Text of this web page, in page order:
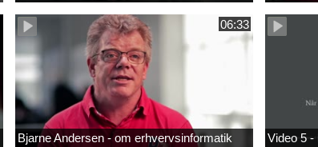
06:33
Bjarne Andersen - om erhvervsinformatik Video 5 -